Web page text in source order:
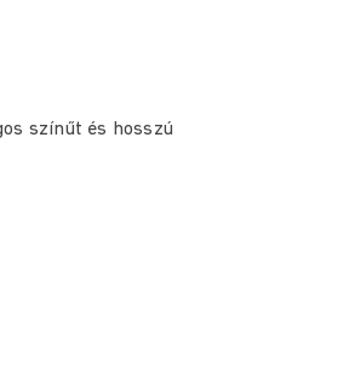
színűt és hosszú